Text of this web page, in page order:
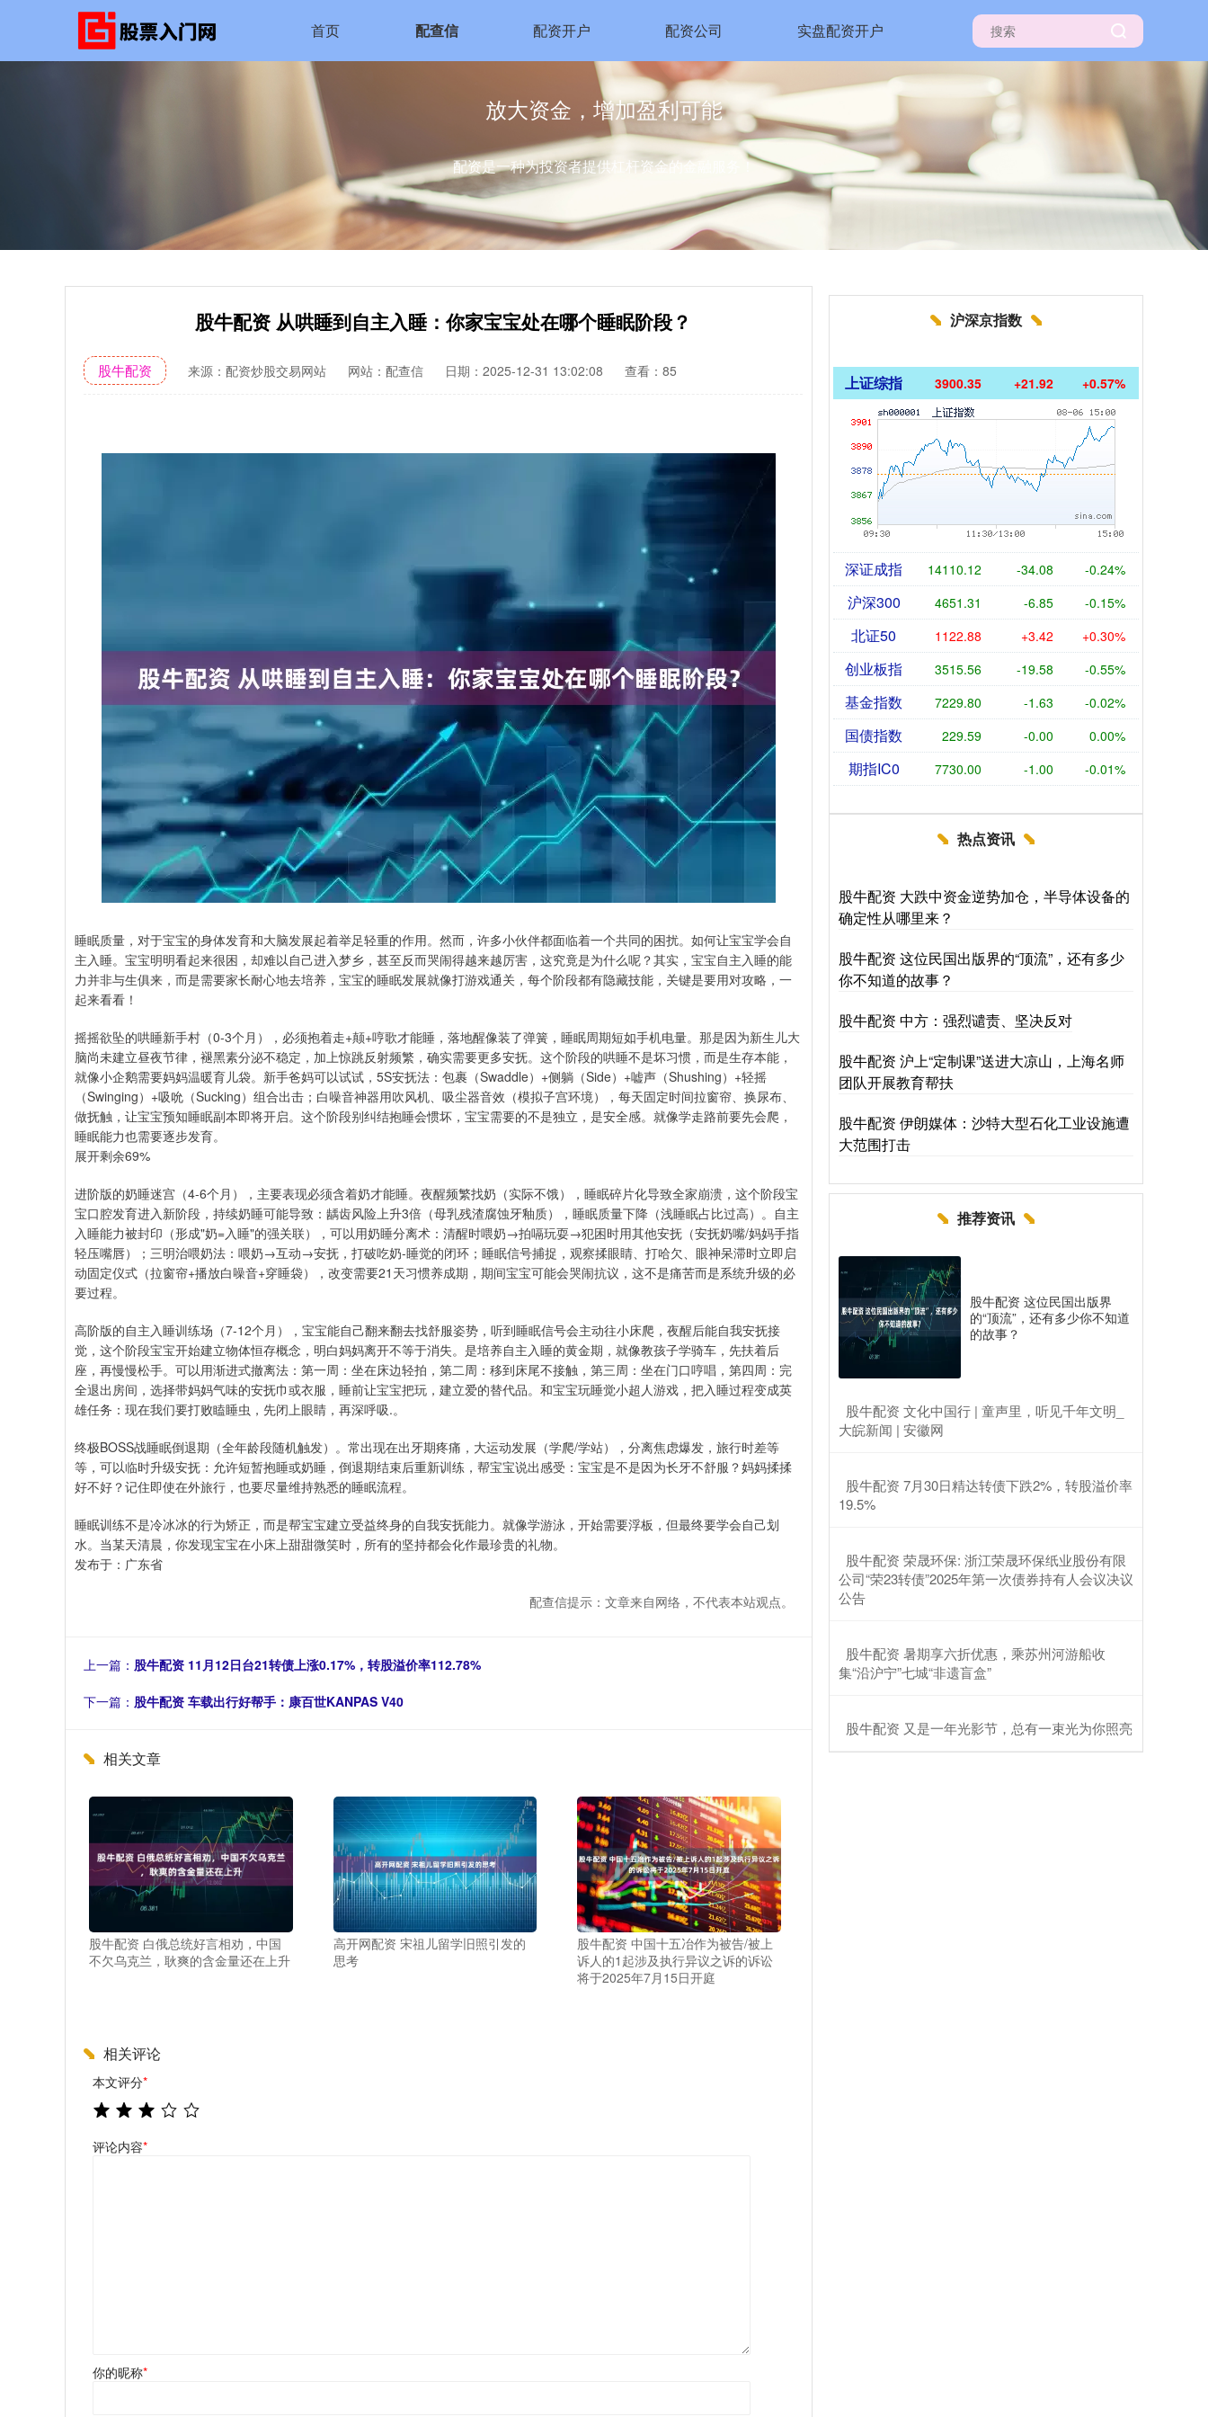
首页 配查信 配资开户 配资公司 实盘配资开户
放大资金，增加盈利可能
配资是一种为投资者提供杠杆资金的金融服务！
股牛配资 从哄睡到自主入睡：你家宝宝处在哪个睡眠阶段？
股牛配资 来源：配资炒股交易网站 网站：配查信 日期：2025-12-31 13:02:08 查看：85
睡眠质量，对于宝宝的身体发育和大脑发展起着举足轻重的作用。然而，许多小伙伴都面临着一个共同的困扰。如何让宝宝学会自
主入睡。宝宝明明看起来很困，却难以自己进入梦乡，甚至反而哭闹得越来越厉害，这究竟是为什么呢？其实，宝宝自主入睡的能
力并非与生俱来，而是需要家长耐心地去培养，宝宝的睡眠发展就像打游戏通关，每个阶段都有隐藏技能，关键是要用对攻略，一
起来看看！
摇摇欲坠的哄睡新手村（0-3个月），必须抱着走+颠+哼歌才能睡，落地醒像装了弹簧，睡眠周期短如手机电量。那是因为新生儿大
脑尚未建立昼夜节律，褪黑素分泌不稳定，加上惊跳反射频繁，确实需要更多安抚。这个阶段的哄睡不是坏习惯，而是生存本能，
就像小企鹅需要妈妈温暖育儿袋。新手爸妈可以试试，5S安抚法：包裹（Swaddle）+侧躺（Side）+嘘声（Shushing）+轻摇
（Swinging）+吸吮（Sucking）组合出击；白噪音神器用吹风机、吸尘器音效（模拟子宫环境），每天固定时间拉窗帘、换尿布、
做抚触，让宝宝预知睡眠副本即将开启。这个阶段别纠结抱睡会惯坏，宝宝需要的不是独立，是安全感。就像学走路前要先会爬，
睡眠能力也需要逐步发育。
展开剩余69%
进阶版的奶睡迷宫（4-6个月），主要表现必须含着奶才能睡。夜醒频繁找奶（实际不饿），睡眠碎片化导致全家崩溃，这个阶段宝
宝口腔发育进入新阶段，持续奶睡可能导致：龋齿风险上升3倍（母乳残渣腐蚀牙釉质），睡眠质量下降（浅睡眠占比过高）。自主
入睡能力被封印（形成"奶=入睡"的强关联），可以用奶睡分离术：清醒时喂奶→拍嗝玩耍→犯困时用其他安抚（安抚奶嘴/妈妈手指
轻压嘴唇）；三明治喂奶法：喂奶→互动→安抚，打破吃奶-睡觉的闭环；睡眠信号捕捉，观察揉眼睛、打哈欠、眼神呆滞时立即启
动固定仪式（拉窗帘+播放白噪音+穿睡袋），改变需要21天习惯养成期，期间宝宝可能会哭闹抗议，这不是痛苦而是系统升级的必
要过程。
高阶版的自主入睡训练场（7-12个月），宝宝能自己翻来翻去找舒服姿势，听到睡眠信号会主动往小床爬，夜醒后能自我安抚接
觉，这个阶段宝宝开始建立物体恒存概念，明白妈妈离开不等于消失。是培养自主入睡的黄金期，就像教孩子学骑车，先扶着后
座，再慢慢松手。可以用渐进式撤离法：第一周：坐在床边轻拍，第二周：移到床尾不接触，第三周：坐在门口哼唱，第四周：完
全退出房间，选择带妈妈气味的安抚巾或衣服，睡前让宝宝把玩，建立爱的替代品。和宝宝玩睡觉小超人游戏，把入睡过程变成英
雄任务：现在我们要打败瞌睡虫，先闭上眼睛，再深呼吸.。
终极BOSS战睡眠倒退期（全年龄段随机触发）。常出现在出牙期疼痛，大运动发展（学爬/学站），分离焦虑爆发，旅行时差等
等，可以临时升级安抚：允许短暂抱睡或奶睡，倒退期结束后重新训练，帮宝宝说出感受：宝宝是不是因为长牙不舒服？妈妈揉揉
好不好？记住即使在外旅行，也要尽量维持熟悉的睡眠流程。
睡眠训练不是冷冰冰的行为矫正，而是帮宝宝建立受益终身的自我安抚能力。就像学游泳，开始需要浮板，但最终要学会自己划
水。当某天清晨，你发现宝宝在小床上甜甜微笑时，所有的坚持都会化作最珍贵的礼物。
发布于：广东省
配查信提示：文章来自网络，不代表本站观点。
上一篇： 股牛配资 11月12日台21转债上涨0.17%，转股溢价率112.78%
下一篇： 股牛配资 车载出行好帮手：康百世KANPAS V40
相关文章
股牛配资 白俄总统好言相劝，中国
不欠乌克兰，耿爽的含金量还在上升
高开网配资 宋祖儿留学旧照引发的
思考
股牛配资 中国十五冶作为被告/被上
诉人的1起涉及执行异议之诉的诉讼
将于2025年7月15日开庭
相关评论
本文评分*
评论内容*
你的昵称*
沪深京指数
上证综指 3900.35 +21.92 +0.57%
深证成指 14110.12 -34.08 -0.24%
沪深300 4651.31 -6.85 -0.15%
北证50 1122.88 +3.42 +0.30%
创业板指 3515.56 -19.58 -0.55%
基金指数 7229.80 -1.63 -0.02%
国债指数 229.59 -0.00 0.00%
期指IC0 7730.00 -1.00 -0.01%
热点资讯
股牛配资 大跌中资金逆势加仓，半导体设备的
确定性从哪里来？
股牛配资 这位民国出版界的“顶流”，还有多少
你不知道的故事？
股牛配资 中方：强烈谴责、坚决反对
股牛配资 沪上“定制课”送进大凉山，上海名师
团队开展教育帮扶
股牛配资 伊朗媒体：沙特大型石化工业设施遭
大范围打击
推荐资讯
股牛配资 这位民国出版界
的“顶流”，还有多少你不知道
的故事？
​股牛配资 文化中国行 | 童声里，听见千年文明_
大皖新闻 | 安徽网
​股牛配资 7月30日精达转债下跌2%，转股溢价率
19.5%
​股牛配资 荣晟环保: 浙江荣晟环保纸业股份有限
公司“荣23转债”2025年第一次债券持有人会议决议
公告
​股牛配资 暑期享六折优惠，乘苏州河游船收
集“沿沪宁”七城“非遗盲盒”
​股牛配资 又是一年光影节，总有一束光为你照亮